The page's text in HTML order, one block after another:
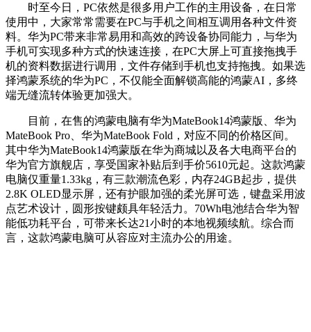
时至今日，PC依然是很多用户工作的主用设备，在日常
使用中，大家常常需要在PC与手机之间相互调用各种文件资
料。华为PC带来非常易用和高效的跨设备协同能力，与华为
手机可实现多种方式的快速连接，在PC大屏上可直接拖拽手
机的资料数据进行调用，文件存储到手机也支持拖拽。如果选
择鸿蒙系统的华为PC，不仅能全面解锁高能的鸿蒙AI，多终
端无缝流转体验更加强大。
目前，在售的鸿蒙电脑有华为MateBook14鸿蒙版、华为
MateBook Pro、华为MateBook Fold，对应不同的价格区间。
其中华为MateBook14鸿蒙版在华为商城以及各大电商平台的
华为官方旗舰店，享受国家补贴后到手价5610元起。这款鸿蒙
电脑仅重量1.33kg，有三款潮流色彩，内存24GB起步，提供
2.8K OLED显示屏，还有护眼加强的柔光屏可选，键盘采用波
点艺术设计，圆形按键颇具年轻活力。70Wh电池结合华为智
能低功耗平台，可带来长达21小时的本地视频续航。综合而
言，这款鸿蒙电脑可从容应对主流办公的用途。